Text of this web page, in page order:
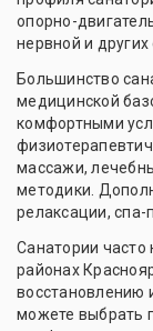
опорно-
нервной и других
Большинство
медицинской
комфортными
массажи,
методики.
релаксации, спа-
Санатории часто
районах
восстановлению
можете выбрать